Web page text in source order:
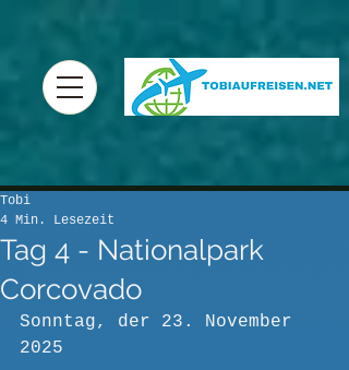
Tag 4 - Nationalpark
Corcovado
Tobi
4 Min. Lesezeit
Sonntag, der 23. November
2025